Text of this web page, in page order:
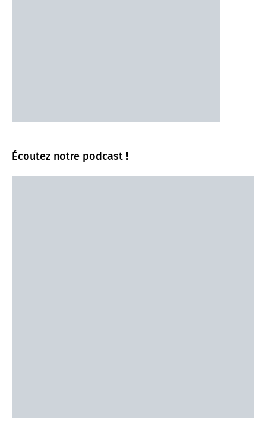
Écoutez notre podcast !